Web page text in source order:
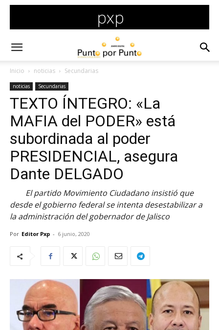
Inicio noticias Secundarias
noticias Secundarias
TEXTO ÍNTEGRO: «La
MAFIA del PODER» está
subordinada al poder
PRESIDENCIAL, asegura
Dante DELGADO
El partido Movimiento Ciudadano insistió que
desde el gobierno federal se intenta desestabilizar a
la administración del gobernador de Jalisco
Por Editor Pxp - 6 junio, 2020